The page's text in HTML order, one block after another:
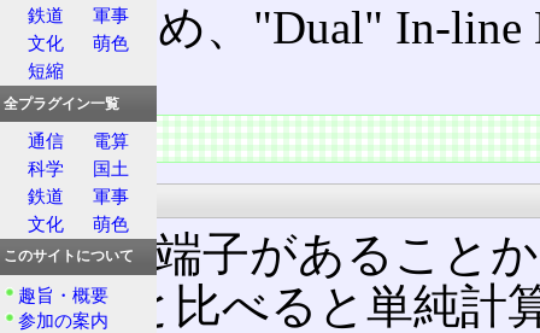
このため、"Dual" In-
る。
特徴
形状
両面に端子があること
SIMMと比べると単純計
鉄道
軍事
文化
萌色
短縮
全プラグイン一覧
通信
電算
科学
国土
鉄道
軍事
文化
萌色
このサイトについて
趣旨・概要
参加の案内